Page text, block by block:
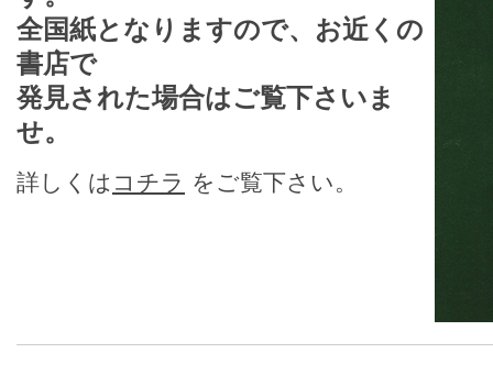
全国紙となりますので、お近くの
書店で
発見された場合はご覧下さいま
せ。
詳しくは コチラ をご覧下さい。